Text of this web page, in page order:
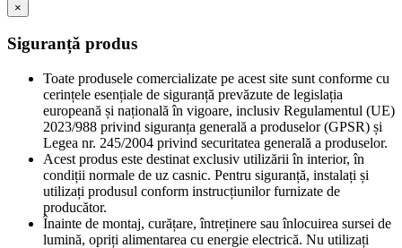
×
Siguranță produs
Toate produsele comercializate pe acest site sunt conforme cu
cerințele esențiale de siguranță prevăzute de legislația
europeană și națională în vigoare, inclusiv Regulamentul (UE)
2023/988 privind siguranța generală a produselor (GPSR) și
Legea nr. 245/2004 privind securitatea generală a produselor.
Acest produs este destinat exclusiv utilizării în interior, în
condiții normale de uz casnic. Pentru siguranță, instalați și
utilizați produsul conform instrucțiunilor furnizate de
producător.
Înainte de montaj, curățare, întreținere sau înlocuirea sursei de
lumină, opriți alimentarea cu energie electrică. Nu utilizați